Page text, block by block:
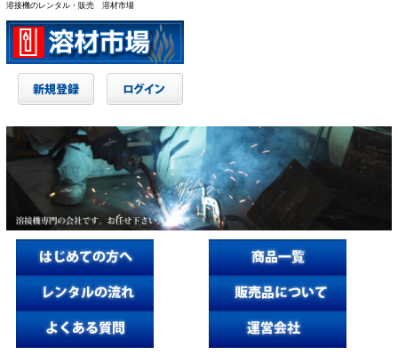
溶接機のレンタル・販売 溶材市場